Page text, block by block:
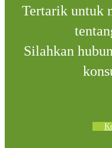
Tertarik untuk
Silahkan